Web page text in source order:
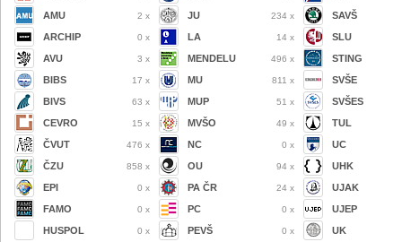
AMU 2 x
ARCHIP 0 x
AVU 3 x
BIBS 17 x
BIVS 63 x
CEVRO 15 x
ČVUT 476 x
ČZU 858 x
EPI 0 x
FAMO 0 x
HUSPOL 0 x
JU 234 x
LA 14 x
MENDELU 496 x
MU 811 x
MUP 51 x
MVŠO 49 x
NC 0 x
OU 94 x
PA ČR 24 x
PC 0 x
PEVŠ 0 x
SAVŠ
SLU
STING
SVŠE
SVŠES
TUL
UC
UHK
UJAK
UJEP
UK